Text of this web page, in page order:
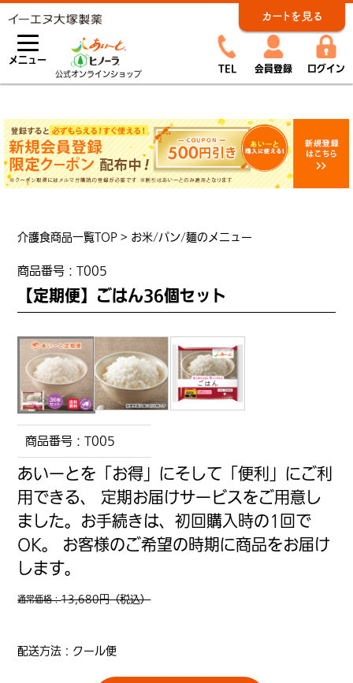
メニュー
公式オンラインショップ
TEL 会員登録 ログイン
介護食商品一覧TOP > お米/パン/麺のメニュー
商品番号：T005
【定期便】ごはん36個セット
商品番号：T005
あいーとを「お得」にそして「便利」にご利
用できる、 定期お届けサービスをご用意し
ました。お手続きは、初回購入時の1回で
OK。 お客様のご希望の時期に商品をお届け
します。
通常価格：13,680円（税込）
配送方法： クール便